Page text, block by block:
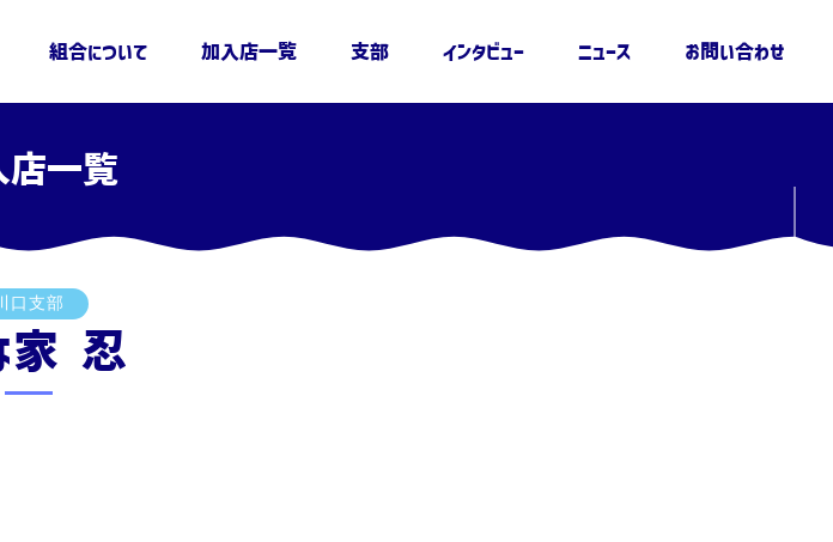
組合について 加入店一覧 支部 インタビュー ニュース お問い合わせ
店一覧
口支部
家 忍